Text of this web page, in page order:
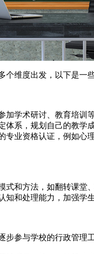
维度出发，以下是一
学术研讨、教育培训
体系，规划自己的教学
专业资格认证，例如心
和方法，如翻转课堂
和处理能力，加强学
步参与学校的行政管理